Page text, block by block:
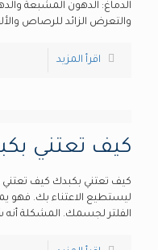
الدماغ: الدهون المشبعة
والتعرض الزائد للرصاص
اقرأ المزيد
كيف تعتني
كيف تعتني بكبدك كيف تعتني
ليستطيع الاعتناء بك. فهو
الفلتر لجسمك. المشكلة